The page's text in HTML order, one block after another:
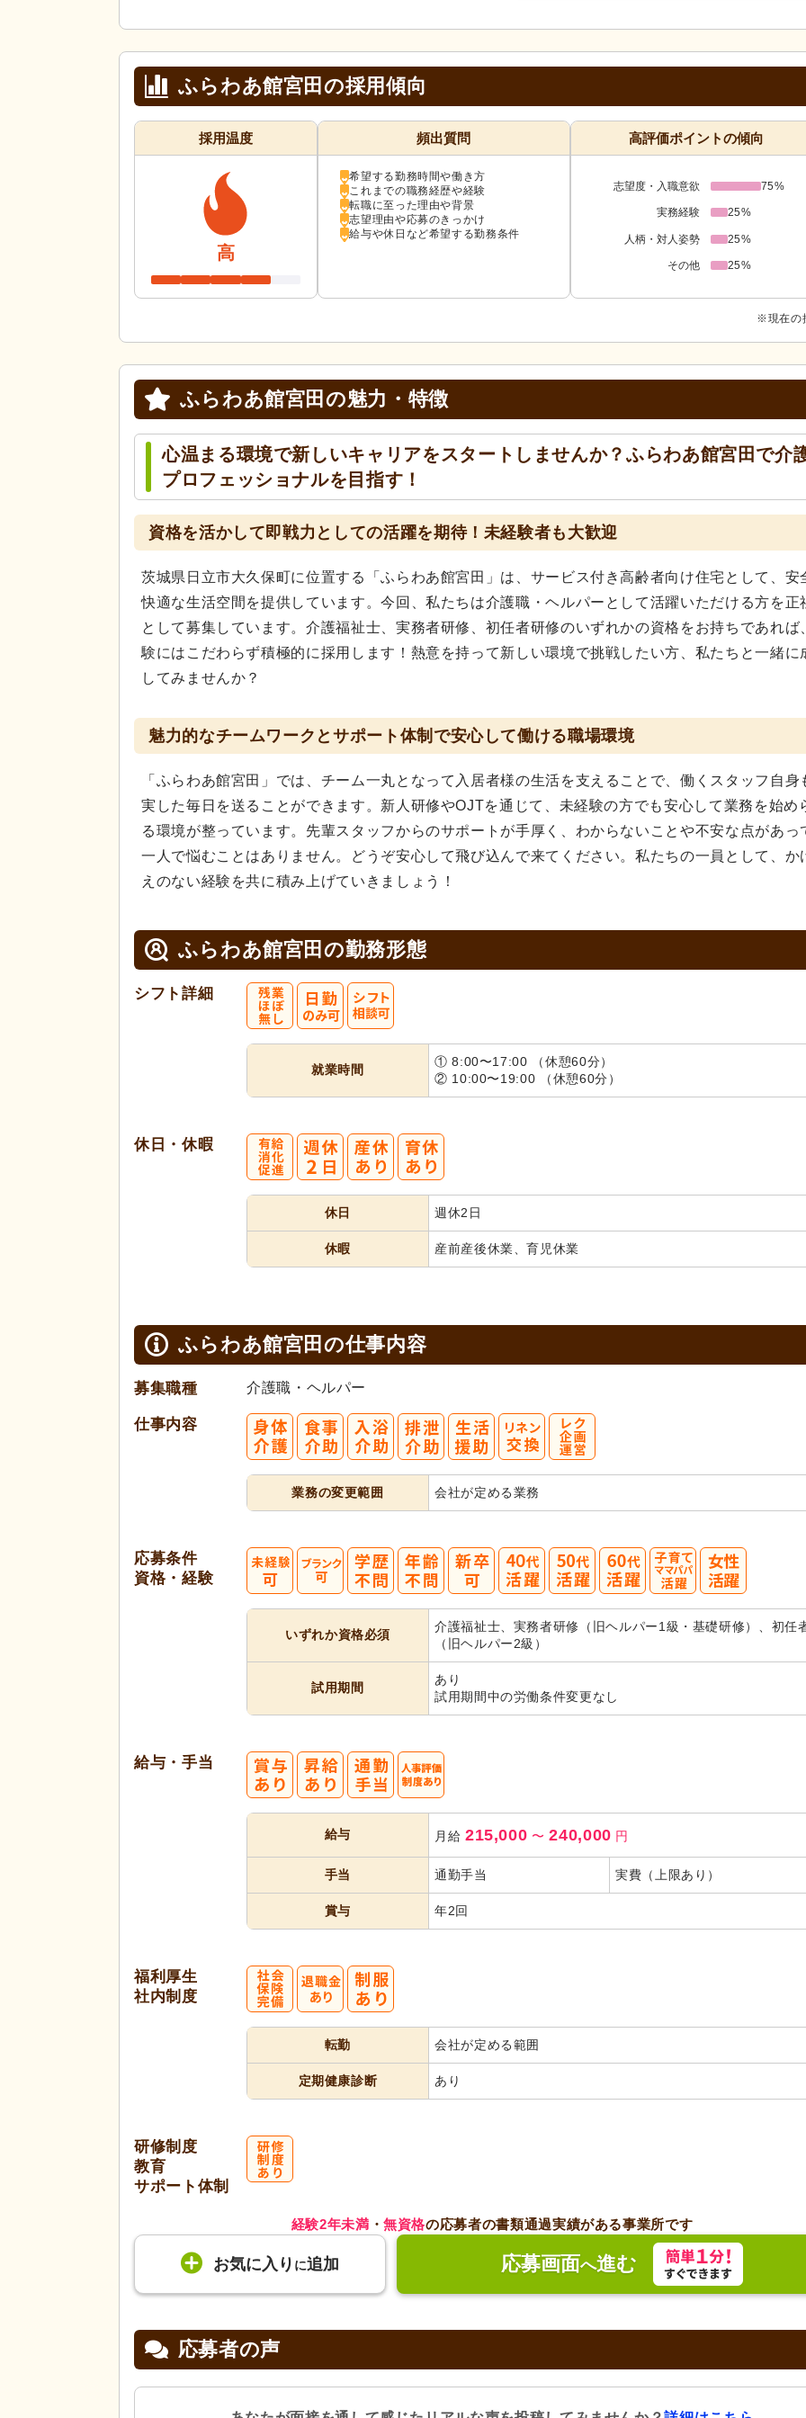
ふらわあ館宮田の採用傾向
採用温度
高
頻出質問
希望する勤務時間や働き方
これまでの職務経歴や経験
転職に至った理由や背景
志望理由や応募のきっかけ
給与や休日など希望する勤務条件
高評価ポイントの傾向
志望度・入職意欲 75%
実務経験 25%
人柄・対人姿勢 25%
その他 25%
※現在の
ふらわあ館宮田の魅力・特徴
心温まる環境で新しいキャリアをスタートしませんか？ふらわあ館宮田で介
プロフェッショナルを目指す！
資格を活かして即戦力としての活躍を期待！未経験者も大歓迎
茨城県日立市大久保町に位置する「ふらわあ館宮田」は、サービス付き高齢者向け住宅として、安
快適な生活空間を提供しています。今回、私たちは介護職・ヘルパーとして活躍いただける方を正
として募集しています。介護福祉士、実務者研修、初任者研修のいずれかの資格をお持ちであれば
験にはこだわらず積極的に採用します！熱意を持って新しい環境で挑戦したい方、私たちと一緒に
してみませんか？
魅力的なチームワークとサポート体制で安心して働ける職場環境
「ふらわあ館宮田」では、チーム一丸となって入居者様の生活を支えることで、働くスタッフ自身
実した毎日を送ることができます。新人研修やOJTを通じて、未経験の方でも安心して業務を始め
る環境が整っています。先輩スタッフからのサポートが手厚く、わからないことや不安な点があっ
一人で悩むことはありません。どうぞ安心して飛び込んで来てください。私たちの一員として、か
えのない経験を共に積み上げていきましょう！
ふらわあ館宮田の勤務形態
シフト詳細
就業時間
① 8:00〜17:00 （休憩60分）
② 10:00〜19:00 （休憩60分）
休日・休暇
休日 週休2日
休暇 産前産後休業、育児休業
ふらわあ館宮田の仕事内容
募集職種 介護職・ヘルパー
仕事内容
業務の変更範囲 会社が定める業務
応募条件
資格・経験
いずれか資格必須
介護福祉士、実務者研修（旧ヘルパー1級・基礎研修）、初任
（旧ヘルパー2級）
試用期間
あり
試用期間中の労働条件変更なし
給与・手当
給与 月給 215,000 〜 240,000 円
手当 通勤手当 実費（上限あり）
賞与 年2回
福利厚生
社内制度
転勤 会社が定める範囲
定期健康診断 あり
研修制度
教育
サポート体制
経験2年未満 ・無資格の応募者の書類通過実績がある事業所です
お気に入り に追加 応募画面へ進む
応募者の声